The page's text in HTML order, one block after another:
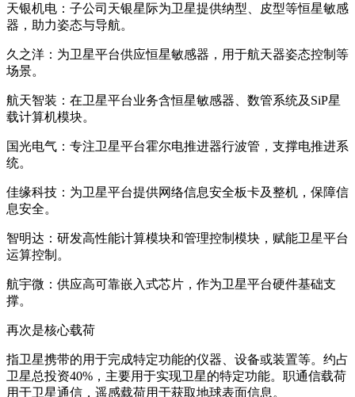
天银机电：子公司天银星际为卫星提供纳型、皮型等恒星敏感
器，助力姿态与导航。
久之洋：为卫星平台供应恒星敏感器，用于航天器姿态控制等
场景。
航天智装：在卫星平台业务含恒星敏感器、数管系统及SiP星
载计算机模块。
国光电气：专注卫星平台霍尔电推进器行波管，支撑电推进系
统。
佳缘科技：为卫星平台提供网络信息安全板卡及整机，保障信
息安全。
智明达：研发高性能计算模块和管理控制模块，赋能卫星平台
运算控制。
航宇微：供应高可靠嵌入式芯片，作为卫星平台硬件基础支
撑。
再次是核心载荷
指卫星携带的用于完成特定功能的仪器、设备或装置等。约占
卫星总投资40%，主要用于实现卫星的特定功能。职通信载荷
用于卫星通信，遥感载荷用于获取地球表面信息。